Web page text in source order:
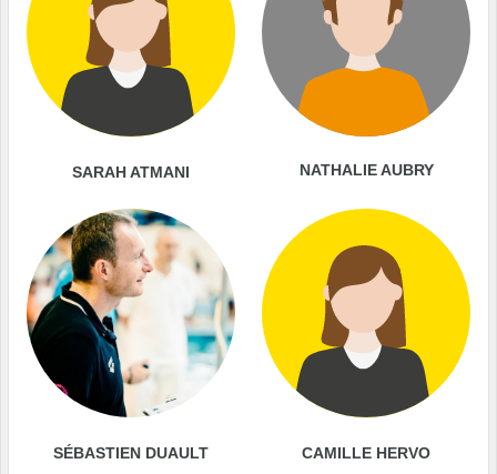
SARAH ATMANI NATHALIE AUBRY
SÉBASTIEN DUAULT CAMILLE HERVO